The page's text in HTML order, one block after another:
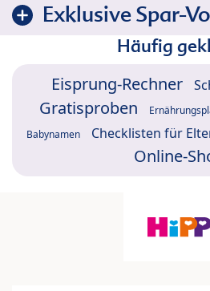
Exklusive Spar-
Häufig
Eisprung-Rechner
Gratisproben
Babynamen Checklisten für
Online-